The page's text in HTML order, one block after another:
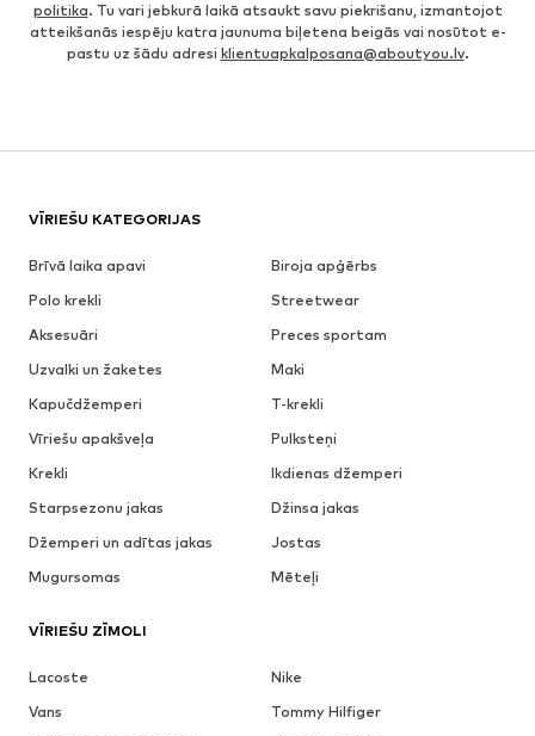
politika. Tu vari jebkurā laikā atsaukt savu piekrišanu, izmantojot
atteikšanās iespēju katra jaunuma biļetena beigās vai nosūtot e-
pastu uz šādu adresi klientuapkalposana@aboutyou.lv.
VĪRIEŠU KATEGORIJAS
Brīvā laika apavi
Biroja apģērbs
Polo krekli
Streetwear
Aksesuāri
Preces sportam
Uzvalki un žaketes
Maki
Kapučdžemperi
T-krekli
Vīriešu apakšveļa
Pulksteņi
Krekli
Ikdienas džemperi
Starpsezonu jakas
Džinsa jakas
Džemperi un adītas jakas
Jostas
Mugursomas
Mēteļi
VĪRIEŠU ZĪMOLI
Lacoste
Nike
Vans
Tommy Hilfiger